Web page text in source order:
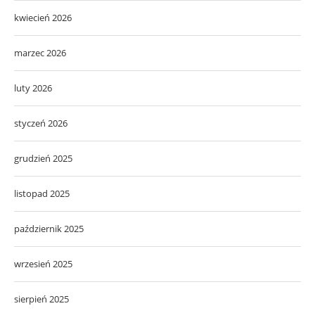
kwiecień 2026
marzec 2026
luty 2026
styczeń 2026
grudzień 2025
listopad 2025
październik 2025
wrzesień 2025
sierpień 2025